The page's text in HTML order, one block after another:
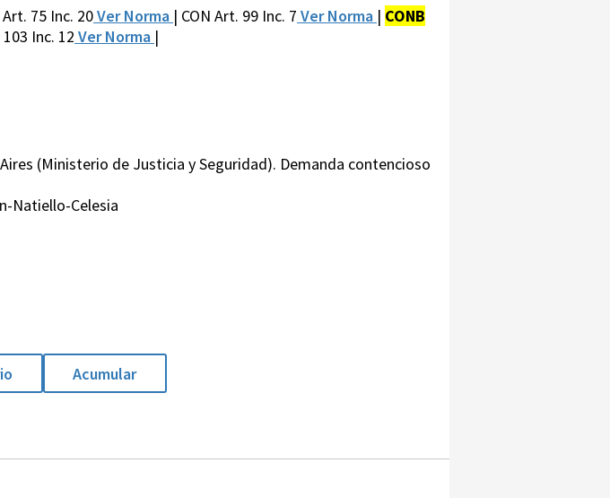
Art. 75 Inc. 20Ver Norma | CON Art. 99 Inc. 7 Ver Norma | CONB
Inc. 12 Ver Norma |
(Ministerio de Justicia y Seguridad). Demanda contencioso
Natiello-Celesia
Acumular